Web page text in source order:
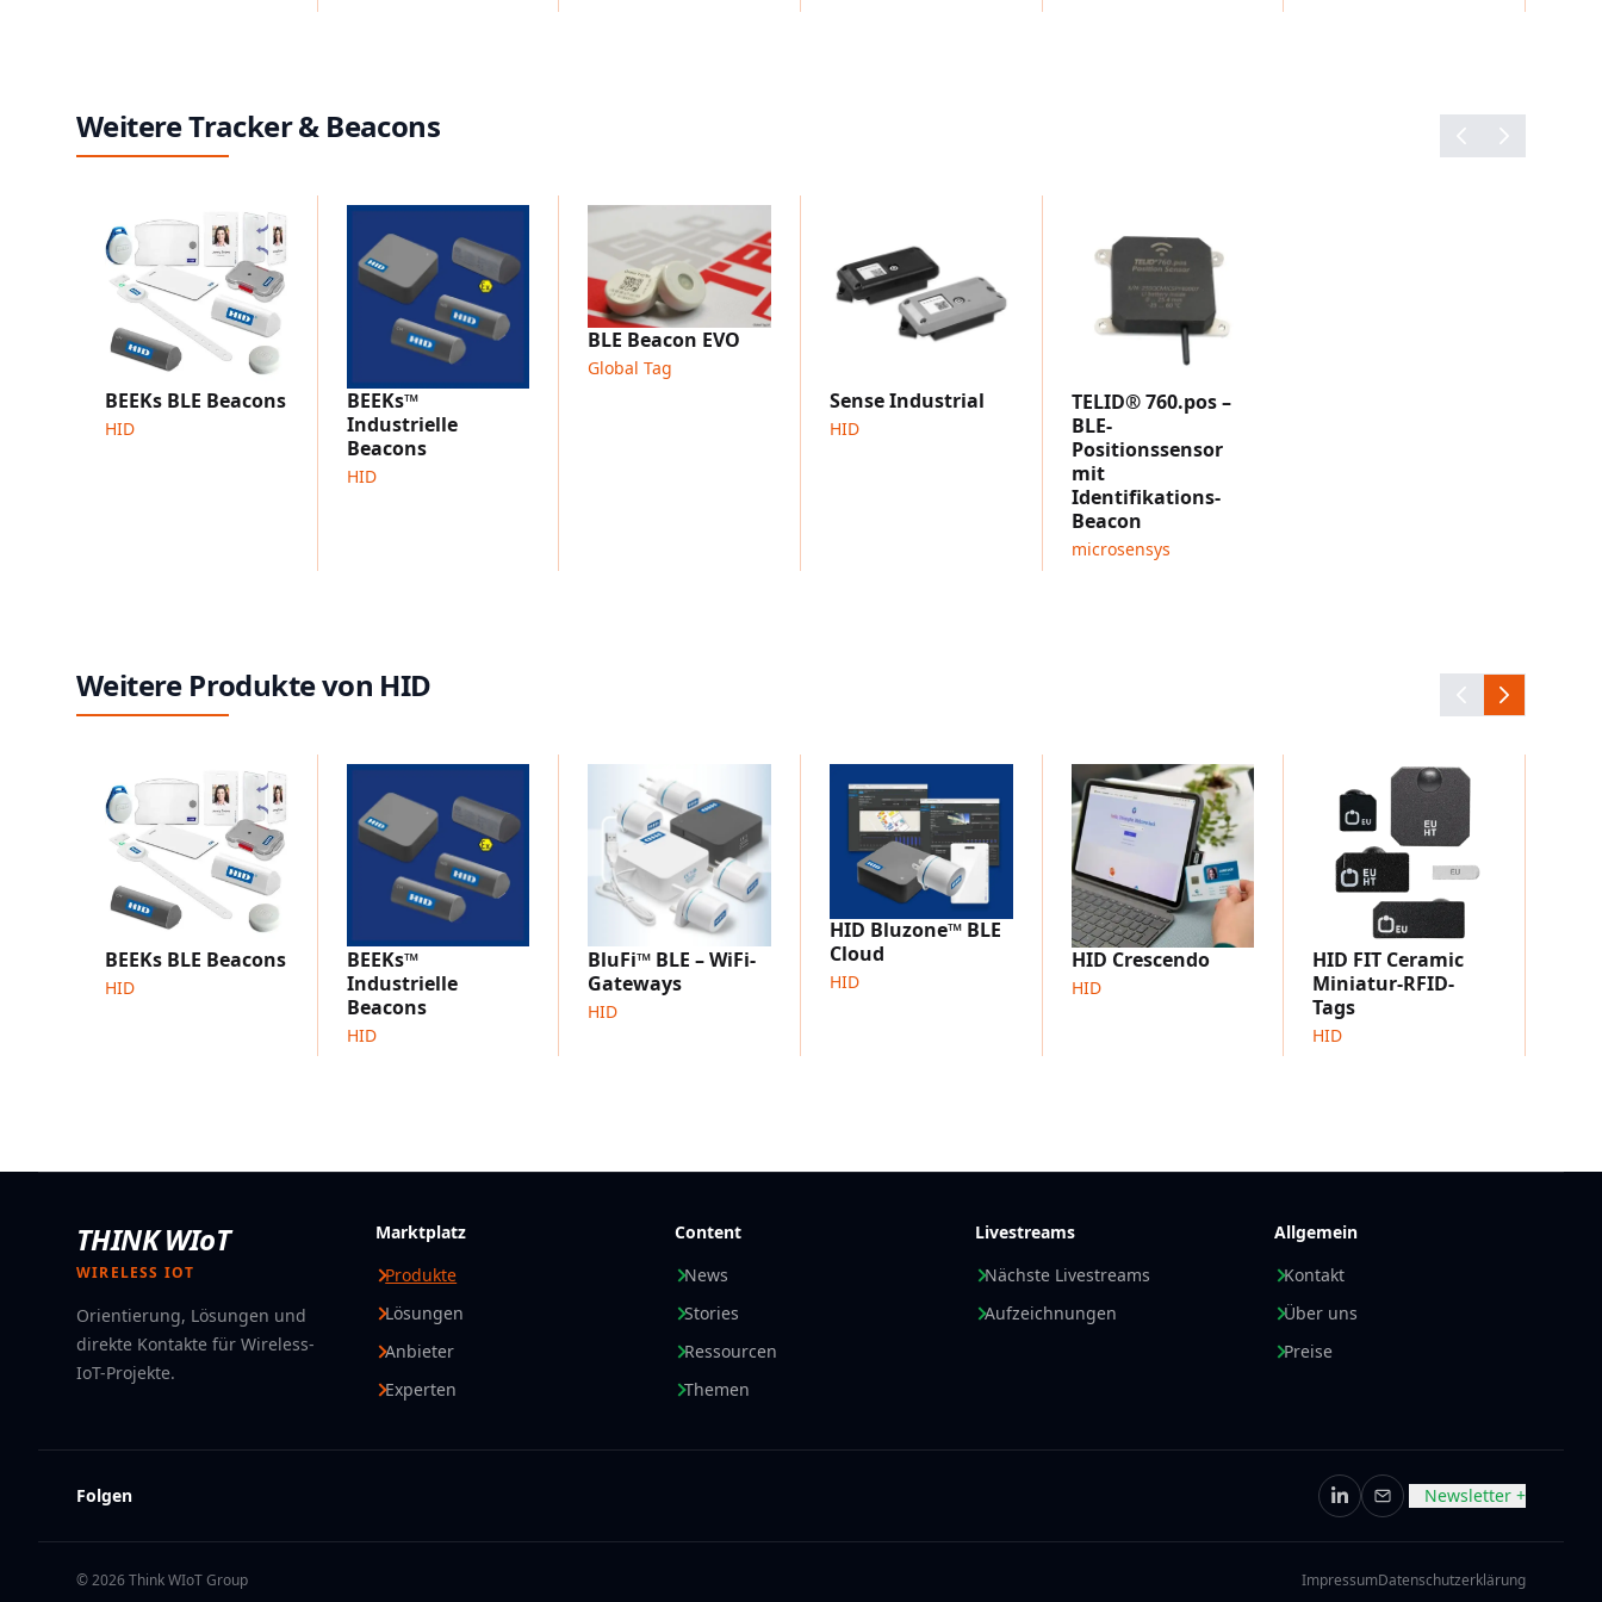
Arbeitsplatz zu verbessern.
ermöglicht. Erhöhte Transparenz verbessert die betriebliche Effizienz, die
klinische Verantwortlichkeit, den Patientendurchsatz und das Asset-
Dienstleistungen auf das Gastgewerbe. Der Zugriff auf umsetzbare
Echtzeitdaten ermöglicht einen sicheren Arbeitsplatz für Mitarbeiter, sorgt
für ein reibungsloses Gästeerlebnis, verfolgt Vermögenswerte innerhalb
der Immobilie und bietet Funktionen zur Zustandsüberwachung für
Weitere Tracker & Beacons
BEEKs BLE Beacons
HID
BEEKs™
Industrielle
Beacons
HID
BLE Beacon EVO
Global Tag
Sense Industrial
HID
TELID® 760.pos –
BLE-
Positionssensor
mit
Identifikations-
Beacon
microsensys
Weitere Produkte von HID
BEEKs BLE Beacons
HID
BEEKs™
Industrielle
Beacons
HID
BluFi™ BLE – WiFi-
Gateways
HID
HID Bluzone™ BLE
Cloud
HID
HID Crescendo
HID
HID FIT Ceramic
Miniatur-RFID-
Tags
HID
THINK WIoT
WIRELESS IOT
Orientierung, Lösungen und
direkte Kontakte für Wireless-
IoT-Projekte.
Marktplatz
Produkte
Lösungen
Anbieter
Experten
Content
News
Stories
Ressourcen
Themen
Livestreams
Nächste Livestreams
Aufzeichnungen
Allgemein
Kontakt
Über uns
Preise
Folgen LinkedIn
E-MailNewsletter +
© 2026 Think WIoT Group ImpressumDatenschutzerklärung